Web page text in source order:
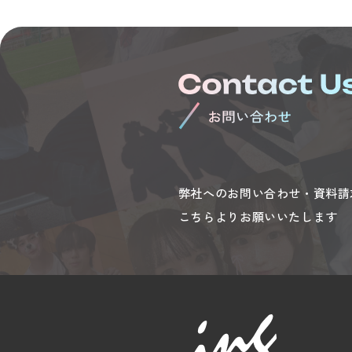
弊社へのお問い合わせ・資料
こちらよりお願いいたします